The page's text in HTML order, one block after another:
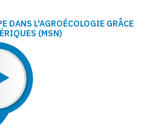
DANS L'AGROÉCOLOGIE GRÂCE
(MSN)